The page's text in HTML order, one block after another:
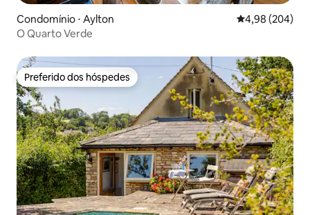
Condomínio ⋅ Aylton 4,98 de uma
4,98 (204)
O Quarto Verde
Preferido dos hóspedes
Preferido dos hóspedes